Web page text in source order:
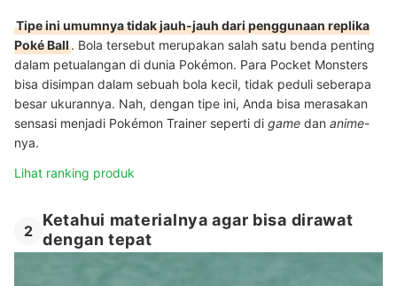
Tipe ini umumnya tidak jauh-jauh dari penggunaan replika
Poké Ball. Bola tersebut merupakan salah satu benda penting
dalam petualangan di dunia Pokémon. Para Pocket Monsters
bisa disimpan dalam sebuah bola kecil, tidak peduli seberapa
besar ukurannya. Nah, dengan tipe ini, Anda bisa merasakan
sensasi menjadi Pokémon Trainer seperti di game dan anime-
nya.
Lihat ranking produk
2
Ketahui materialnya agar bisa dirawat
dengan tepat